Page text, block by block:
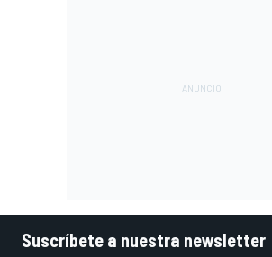
Suscríbete a nuestra newsletter